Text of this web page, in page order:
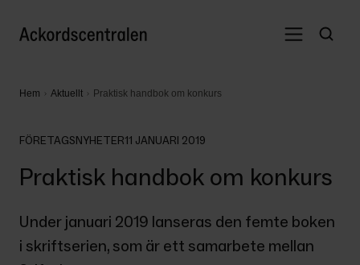
Hem Aktuellt Praktisk handbok om konkurs
FÖRETAGSNYHETER11 JANUARI 2019
Praktisk handbok om konkurs
Under januari 2019 lanseras den femte boken
i skriftserien, som är ett samarbete mellan